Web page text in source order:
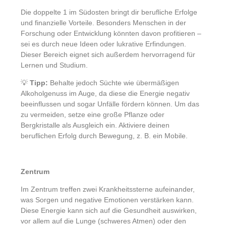
Die doppelte 1 im Südosten bringt dir berufliche Erfolge
und finanzielle Vorteile. Besonders Menschen in der
Forschung oder Entwicklung könnten davon profitieren –
sei es durch neue Ideen oder lukrative Erfindungen.
Dieser Bereich eignet sich außerdem hervorragend für
Lernen und Studium.
💡Tipp: Behalte jedoch Süchte wie übermäßigen
Alkoholgenuss im Auge, da diese die Energie negativ
beeinflussen und sogar Unfälle fördern können. Um das
zu vermeiden, setze eine große Pflanze oder
Bergkristalle als Ausgleich ein. Aktiviere deinen
beruflichen Erfolg durch Bewegung, z. B. ein Mobile.
Zentrum
Im Zentrum treffen zwei Krankheitssterne aufeinander,
was Sorgen und negative Emotionen verstärken kann.
Diese Energie kann sich auf die Gesundheit auswirken,
vor allem auf die Lunge (schweres Atmen) oder den